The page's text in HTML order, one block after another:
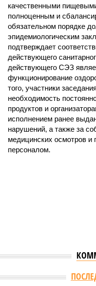
качественными
полноценным и
обязательном порядке
эпидемиологическим
подтверждает
действующего
действующего СЭЗ
функционирование
того, участники
необходимость
продуктов и
исполнением ранее
нарушений, а также за
медицинских осмотров и
персоналом.
Версия //Общество //
В